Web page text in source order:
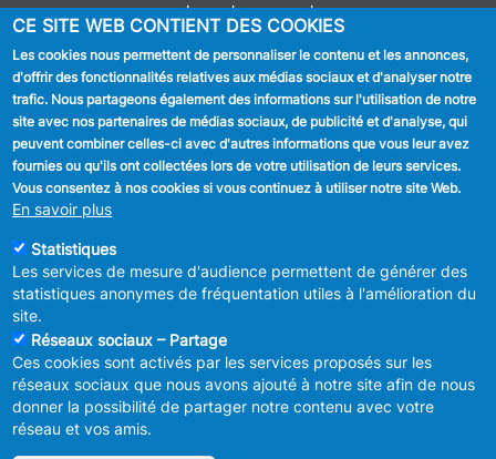
Journal communal
Stationnement
SUIVEZ NOUS
Facebook
Linkedin
MENU
FOOTER
LEGAL
Déclaration de confidentialité
Déclaration d'accessibilité
CE SITE WEB CONTIENT DES COOKIES
Les cookies nous permettent de personnaliser le contenu et les annonces,
d'offrir des fonctionnalités relatives aux médias sociaux et d'analyser notre
trafic. Nous partageons également des informations sur l'utilisation de notre
site avec nos partenaires de médias sociaux, de publicité et d'analyse, qui
peuvent combiner celles-ci avec d'autres informations que vous leur avez
fournies ou qu'ils ont collectées lors de votre utilisation de leurs services.
Vous consentez à nos cookies si vous continuez à utiliser notre site Web.
En savoir plus
Statistiques
Les services de mesure d'audience permettent de générer des
statistiques anonymes de fréquentation utiles à l'amélioration du
site.
Réseaux sociaux – Partage
Ces cookies sont activés par les services proposés sur les
réseaux sociaux que nous avons ajouté à notre site afin de nous
donner la possibilité de partager notre contenu avec votre
réseau et vos amis.